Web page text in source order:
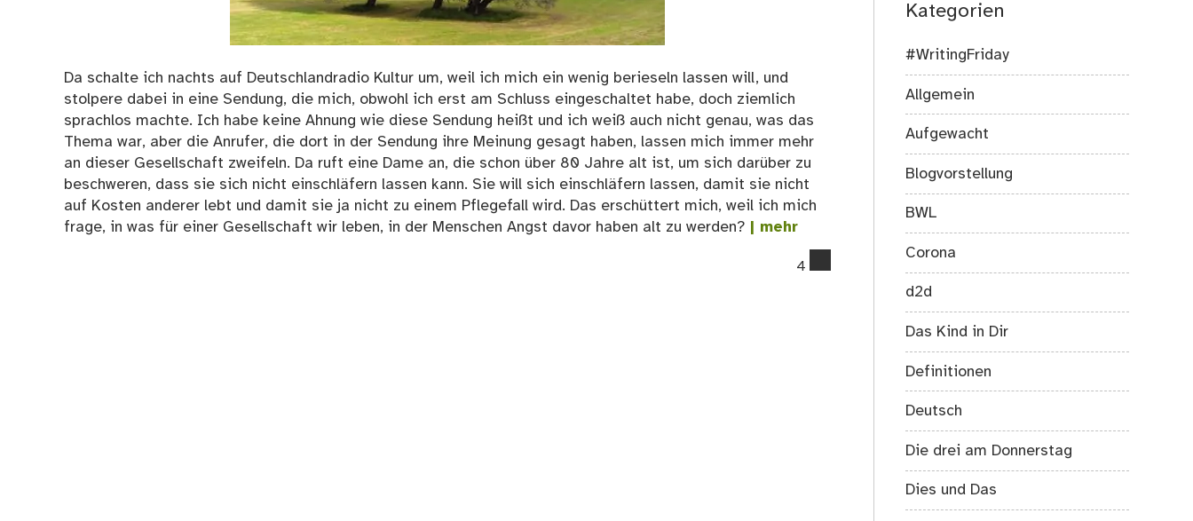
Da schalte ich nachts auf Deutschlandradio Kultur um, weil ich mich ein wenig berieseln lassen will, und
stolpere dabei in eine Sendung, die mich, obwohl ich erst am Schluss eingeschaltet habe, doch ziemlich
sprachlos machte. Ich habe keine Ahnung wie diese Sendung heißt und ich weiß auch nicht genau, was das
Thema war, aber die Anrufer, die dort in der Sendung ihre Meinung gesagt haben, lassen mich immer mehr
an dieser Gesellschaft zweifeln. Da ruft eine Dame an, die schon über 80 Jahre alt ist, um sich darüber zu
beschweren, dass sie sich nicht einschläfern lassen kann. Sie will sich einschläfern lassen, damit sie nicht
auf Kosten anderer lebt und damit sie ja nicht zu einem Pflegefall wird. Das erschüttert mich, weil ich mich
frage, in was für einer Gesellschaft wir leben, in der Menschen Angst davor haben alt zu werden? | mehr
4
Kategorien
#WritingFriday
Allgemein
Aufgewacht
Blogvorstellung
BWL
Corona
d2d
Das Kind in Dir
Definitionen
Deutsch
Die drei am Donnerstag
Dies und Das